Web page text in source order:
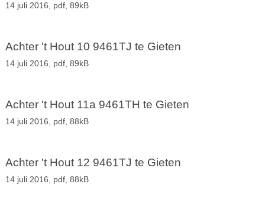
14 juli 2016, pdf, 89kB
Achter 't Hout 10 9461TJ te Gieten
14 juli 2016, pdf, 89kB
Achter 't Hout 11a 9461TH te Gieten
14 juli 2016, pdf, 88kB
Achter 't Hout 12 9461TJ te Gieten
14 juli 2016, pdf, 88kB